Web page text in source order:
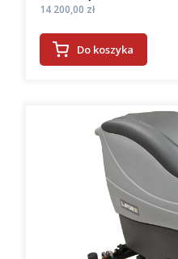
Cena
14 200,00 zł
Do koszyka